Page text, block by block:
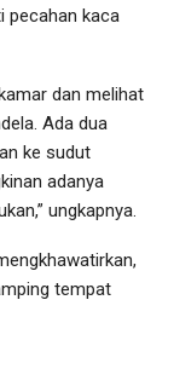
pecahan kaca
dan melihat
Ada dua
ke sudut
adanya
ungkapnya.
tempat